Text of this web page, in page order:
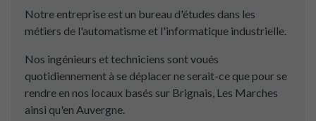
Notre entreprise est un bureau d'études dans les
métiers de l'automatisme et l'informatique industrielle.
Nos ingénieurs et techniciens sont voués
quotidiennement à se déplacer ne serait-ce que pour se
rendre en nos locaux basés sur Brignais, Les Marches
ainsi qu'en Auvergne.